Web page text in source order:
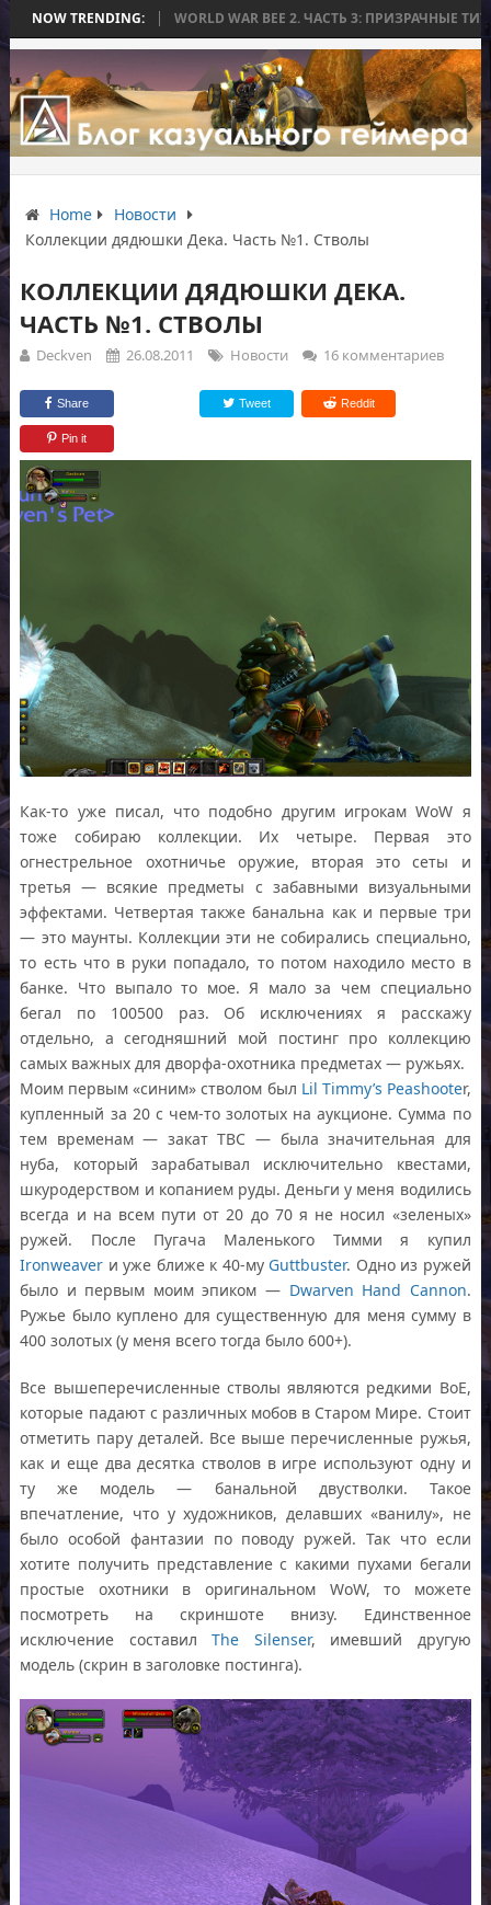
NOW TRENDING:
WORLD WAR BEE 2. ЧАСТЬ 3: ПРИЗРАЧНЫЕ ТИТАНЫ И
Home
Новости
Коллекции дядюшки Дека. Часть №1. Стволы
КОЛЛЕКЦИИ ДЯДЮШКИ ДЕКА.
ЧАСТЬ №1. СТВОЛЫ
Deckven 26.08.2011 Новости 16 комментариев
Share Tweet Reddit
Pin it
Как-то уже писал, что подобно другим игрокам WoW я
тоже собираю коллекции. Их четыре. Первая это
огнестрельное охотничье оружие, вторая это сеты и
третья — всякие предметы с забавными визуальными
эффектами. Четвертая также банальна как и первые три
— это маунты. Коллекции эти не собирались специально,
то есть что в руки попадало, то потом находило место в
банке. Что выпало то мое. Я мало за чем специально
бегал по 100500 раз. Об исключениях я расскажу
отдельно, а сегодняшний мой постинг про коллекцию
самых важных для дворфа-охотника предметах — ружьях.
Моим первым «синим» стволом был Lil Timmy’s Peashooter,
купленный за 20 с чем-то золотых на аукционе. Сумма по
тем временам — закат ТВС — была значительная для
нуба, который зарабатывал исключительно квестами,
шкуродерством и копанием руды. Деньги у меня водились
всегда и на всем пути от 20 до 70 я не носил «зеленых»
ружей. После Пугача Маленького Тимми я купил
Ironweaver и уже ближе к 40-му Guttbuster. Одно из ружей
было и первым моим эпиком — Dwarven Hand Cannon.
Ружье было куплено для существенную для меня сумму в
400 золотых (у меня всего тогда было 600+).
Все вышеперечисленные стволы являются редкими BoE,
которые падают с различных мобов в Старом Мире. Стоит
отметить пару деталей. Все выше перечисленные ружья,
как и еще два десятка стволов в игре используют одну и
ту же модель — банальной двустволки. Такое
впечатление, что у художников, делавших «ванилу», не
было особой фантазии по поводу ружей. Так что если
хотите получить представление с какими пухами бегали
простые охотники в оригинальном WoW, то можете
посмотреть на скриншоте внизу. Единственное
исключение составилThe Silenser, имевший другую
модель (скрин в заголовке постинга).